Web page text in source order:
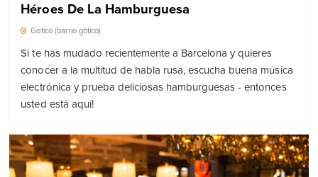
Héroes De La Hamburguesa
Gotico (barrio gótico)
Si te has mudado recientemente a Barcelona y quieres
conocer a la multitud de habla rusa, escucha buena música
electrónica y prueba deliciosas hamburguesas - entonces
usted está aquí!